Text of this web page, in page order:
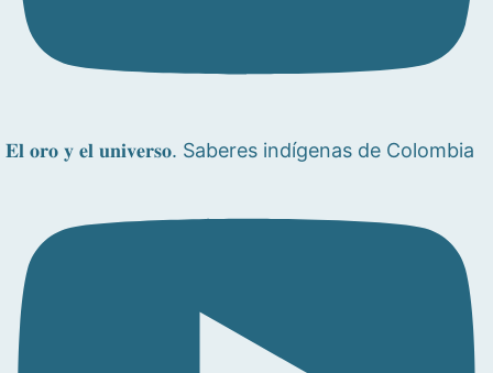
𝐄𝐥 𝐨𝐫𝐨 𝐲 𝐞𝐥 𝐮𝐧𝐢𝐯𝐞𝐫𝐬𝐨. Saberes indígenas de Colombia